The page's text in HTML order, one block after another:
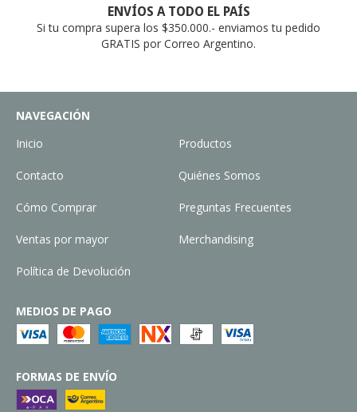
ENVÍOS A TODO EL PAÍS
Si tu compra supera los $350.000.- enviamos tu pedido
GRATIS por Correo Argentino.
NAVEGACIÓN
Inicio
Productos
Contacto Quiénes Somos
Cómo Comprar Preguntas Frecuentes
Ventas por mayor Merchandising
Política de Devolución
MEDIOS DE PAGO
FORMAS DE ENVÍO